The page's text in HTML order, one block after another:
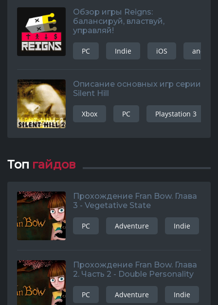
Обзор игры Reigns:
балансируй, властвуй,
управляй!
PC Indie iOS android
Описание основных игр серии
Silent Hill
Xbox PC Playstation 3
Топ гайдов
Прохождение Fran Bow. Глава
3 - Vegetative State
PC Adventure Indie
Прохождение Fran Bow. Глава
2. Часть 2 - Double Personality
PC Adventure Indie